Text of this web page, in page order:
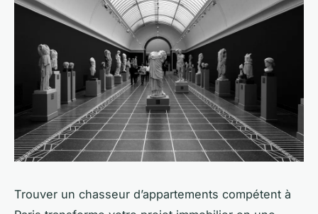
Trouver un chasseur d’appartements compétent à